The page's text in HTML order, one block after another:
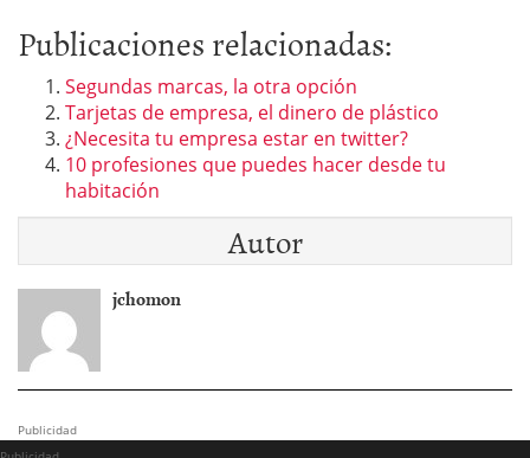
Publicaciones relacionadas:
Segundas marcas, la otra opción
Tarjetas de empresa, el dinero de plástico
¿Necesita tu empresa estar en twitter?
10 profesiones que puedes hacer desde tu
habitación
Autor
jchomon
Publicidad